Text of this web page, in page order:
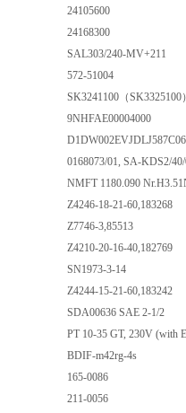
24105600
24168300
SAL303/240-MV+211
572-51004
SK3241100（SK3325100
9NHFAE00004000
0168073/01, SA-KDS2/
NMFT 1180.090
Z4246-18-21-60,183268
Z7746-3,85513
Z4210-20-16-40,182769
SN1973-3-14
Z4244-15-21-60,183242
SDA00636 SAE 2-1/2
PT 10-35 GT, 230V (with
BDIF-m42rg-4s
165-0086
211-0056